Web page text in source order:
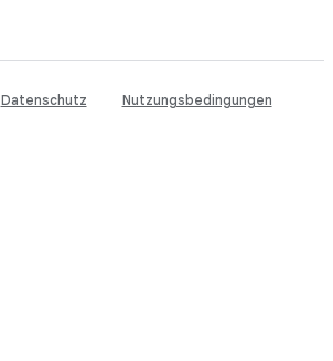
Datenschutz Nutzungsbedingungen